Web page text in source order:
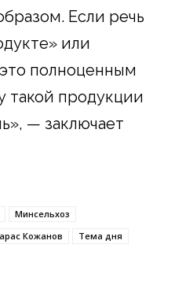
Если речь
или
полноценным
такой продукции
— заключает
Минсельхоз
Кожанов Тема дня